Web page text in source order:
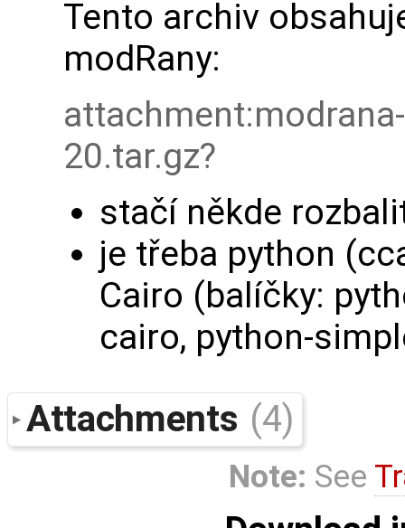
Tento archiv
modRany:
20.tar.gz
stačí někde
je třeba python
Cairo (balíčky:
cairo, python-
Attachments (4)
Note: See